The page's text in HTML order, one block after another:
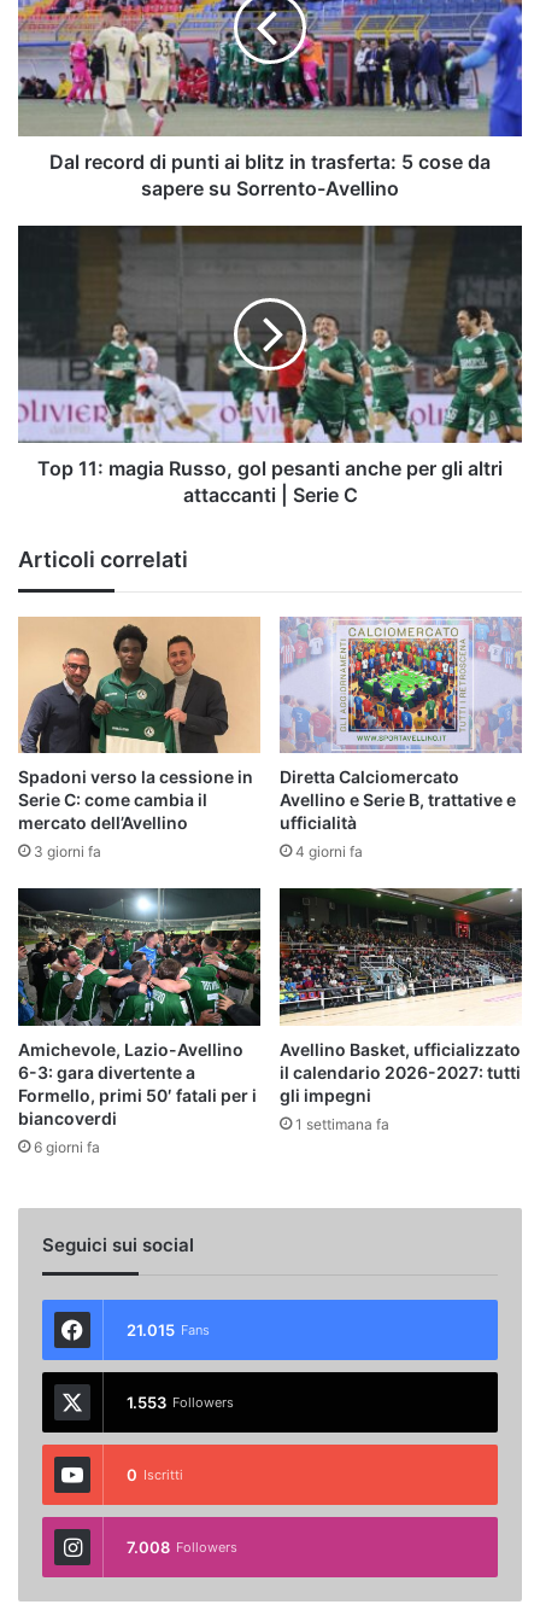
punti
ai
blitz
in
trasferta:
5
coseDal record di punti ai blitz in trasferta: 5 cose da
sapere su Sorrento-Avellino
gol
pesanti
anche
per
gli
altri
C
Top 11: magia Russo, gol pesanti anche per gli altri
attaccanti | Serie C
Articoli correlati
Spadoni verso la cessione in
Serie C: come cambia il
mercato dell’Avellino
3 giorni fa
Diretta Calciomercato
Avellino e Serie B, trattative e
ufficialità
4 giorni fa
Amichevole, Lazio-Avellino
6-3: gara divertente a
Formello, primi 50′ fatali per i
biancoverdi
6 giorni fa
Avellino Basket, ufficializzato
il calendario 2026-2027: tutti
gli impegni
1 settimana fa
Seguici sui social
21.015 Fans
1.553 Followers
0 Iscritti
7.008 Followers